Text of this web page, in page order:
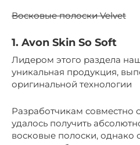
Восковые полоски Velvet
1. Avon Skin So Soft
Лидером этого раздела
уникальная продукция,
оригинальной технологии
Разработчикам совместно
удалось получить
восковые полоски, однако